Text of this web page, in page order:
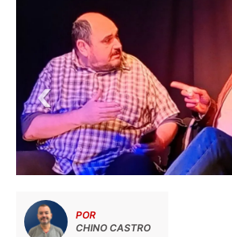
POR
CHINO CASTRO